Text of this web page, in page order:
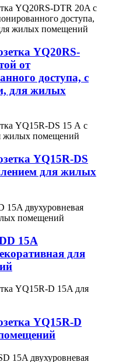
YQ20RS-
от
доступа, с
для жилых
YQ15R-DS
для жилых
15A
для
YQ15R-D